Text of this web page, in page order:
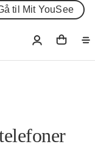
til Mit YouSee